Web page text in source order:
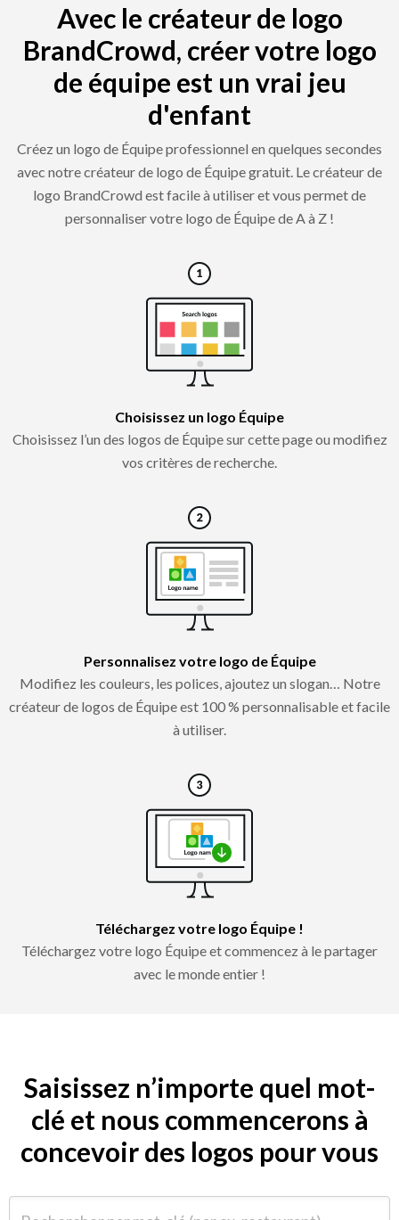
Avec le créateur de logo
BrandCrowd, créer votre logo
de équipe est un vrai jeu
d'enfant
Créez un logo de Équipe professionnel en quelques secondes
avec notre créateur de logo de Équipe gratuit. Le créateur de
logo BrandCrowd est facile à utiliser et vous permet de
personnaliser votre logo de Équipe de A à Z !
Choisissez un logo Équipe
Choisissez l’un des logos de Équipe sur cette page ou modifiez
vos critères de recherche.
Personnalisez votre logo de Équipe
Modifiez les couleurs, les polices, ajoutez un slogan… Notre
créateur de logos de Équipe est 100 % personnalisable et facile
à utiliser.
Téléchargez votre logo Équipe !
Téléchargez votre logo Équipe et commencez à le partager
avec le monde entier !
Saisissez n’importe quel mot-
clé et nous commencerons à
concevoir des logos pour vous